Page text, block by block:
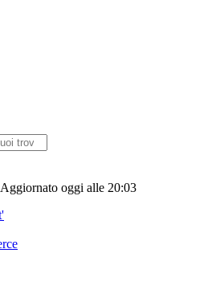
Aggiornato oggi alle 20:03